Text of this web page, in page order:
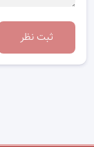
ثبت نظر